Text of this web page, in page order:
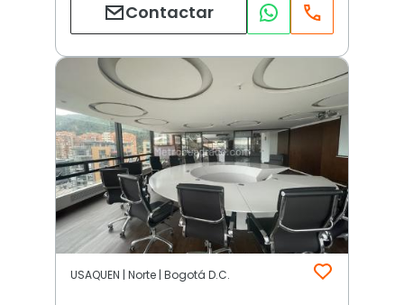
Contactar
USAQUEN | Norte | Bogotá D.C.